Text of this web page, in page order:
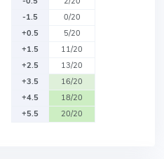
-1.5
0/20
+0.5
5/20
+1.5
11/20
+2.5
13/20
+3.5
16/20
+4.5
18/20
+5.5
20/20